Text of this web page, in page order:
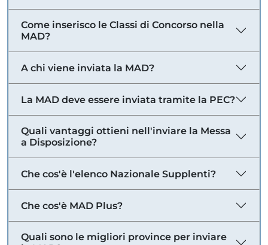
Come inserisco le Classi di Concorso nella
MAD?
A chi viene inviata la MAD?
La MAD deve essere inviata tramite la PEC?
Quali vantaggi ottieni nell'inviare la Messa
a Disposizione?
Che cos'è l'elenco Nazionale Supplenti?
Che cos'è MAD Plus?
Quali sono le migliori province per inviare